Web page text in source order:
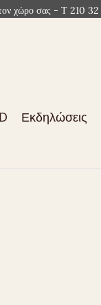
χώρο σας - Τ 210
Εκδηλώσεις